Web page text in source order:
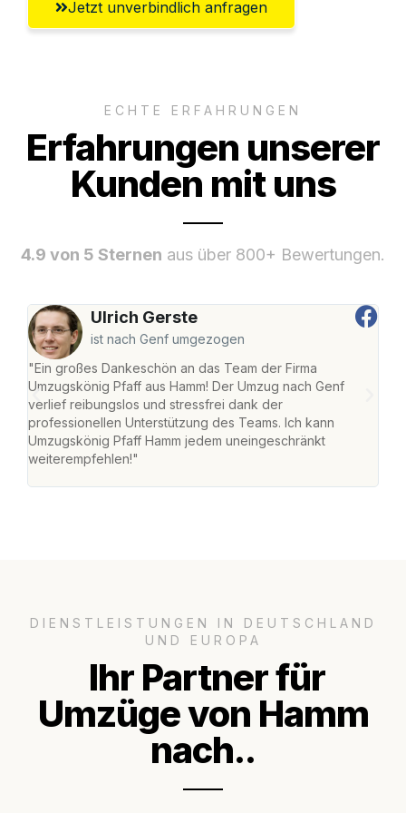
Jetzt unverbindlich anfragen
ECHTE ERFAHRUNGEN
Erfahrungen unserer
Kunden mit uns
4.9 von 5 Sternen aus über 800+ Bewertungen.
Ulrich Gerste
ist nach Genf umgezogen
"Ein großes Dankeschön an das Team der Firma
Umzugskönig Pfaff aus Hamm! Der Umzug nach Genf
verlief reibungslos und stressfrei dank der
professionellen Unterstützung des Teams. Ich kann
Umzugskönig Pfaff Hamm jedem uneingeschränkt
weiterempfehlen!"
DIENSTLEISTUNGEN IN DEUTSCHLAND
UND EUROPA
Ihr Partner für
Umzüge von Hamm
nach..